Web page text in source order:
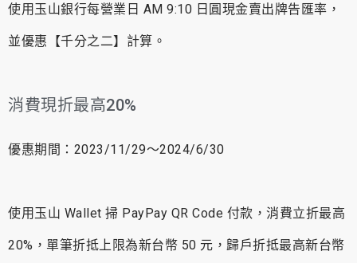
使用玉山銀行每營業日 AM 9:10 日圓現金賣出牌告匯率，
並優惠【千分之二】計算。
消費現折最高20%
優惠期間：2023/11/29～2024/6/30
使用玉山 Wallet 掃 PayPay QR Code 付款，消費立折最高
20%，單筆折抵上限為新台幣 50 元，歸戶折抵最高新台幣